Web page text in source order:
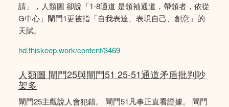
請」，人類圖 卻說「1-8通道 是領袖通道，帶領者，依從
G中心」閘門1更被指「自我表達、表現自己、創意」的
天賦。
hd.thiskeep.work/content/3469
人類圖 閘門25與閘門51 25-51通道矛盾批判吵
架多
閘門25主觀說人會犯錯。 閘門51凡事正直看證據。 閘門